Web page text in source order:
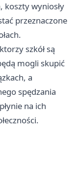
wyniosły
przeznaczone
szkół są
mogli skupić
a
spędzania
na ich